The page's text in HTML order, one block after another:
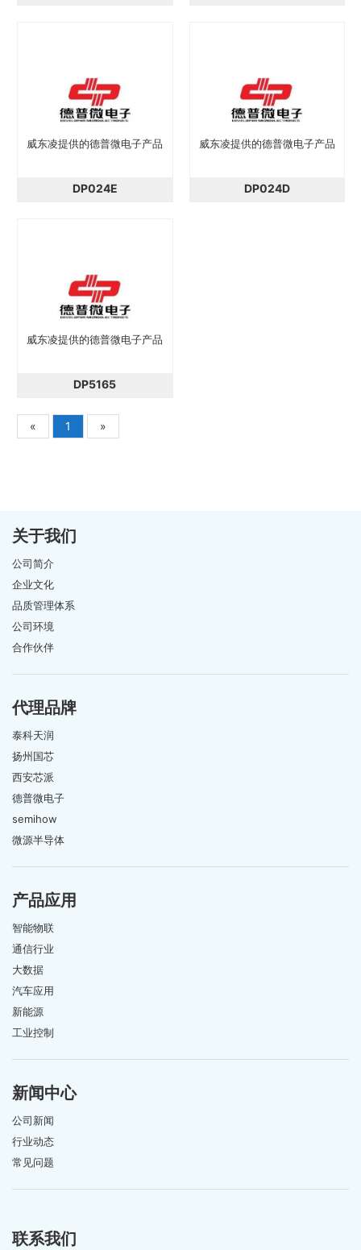
威东凌提供的德普微电子产品
DP024E
威东凌提供的德普微电子产品
DP024D
威东凌提供的德普微电子产品
DP5165
« 1 »
关于我们
公司简介
企业文化
品质管理体系
公司环境
合作伙伴
代理品牌
泰科天润
扬州国芯
西安芯派
德普微电子
semihow
微源半导体
产品应用
智能物联
通信行业
大数据
汽车应用
新能源
工业控制
新闻中心
公司新闻
行业动态
常见问题
联系我们